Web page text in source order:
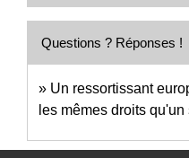
Questions ? Réponses !
Un ressortissant
les mêmes droits